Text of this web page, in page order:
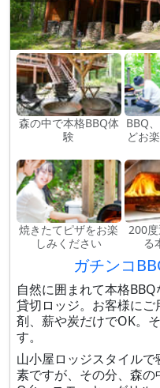
森の中で本格BBQ体
験
BBQ
どお
焼きたてピザをお楽
しみください
200
る
ガチンコ
自然に囲まれて本格
貸切ロッジ。お客様に
剤、薪や炭だけでOK。
す。
山小屋ロッジスタイル
素ですが、その分、森